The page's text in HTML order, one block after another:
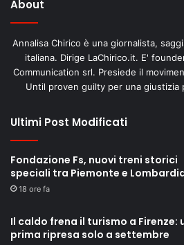
About
Annalisa Chirico è una giornalista,
italiana. Dirige LaChirico.it. E'
Communication srl. Presiede il
Until proven guilty per una
Ultimi Post Modificati
Fondazione Fs, nuovi treni storici
speciali tra Piemonte e
18 ore fa
Il caldo frena il turismo a Firenze:
prima ripresa solo a settembre